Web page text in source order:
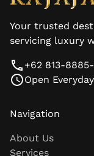
Your trusted
servicing luxury
+62 813-
Open
Navigation
About Us
Services